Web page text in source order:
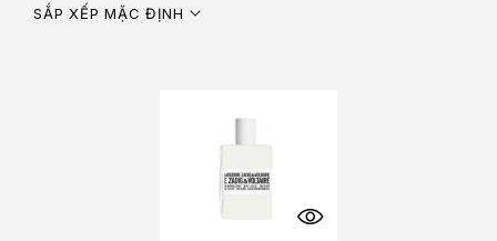
SẮP XẾP MẶC ĐỊNH